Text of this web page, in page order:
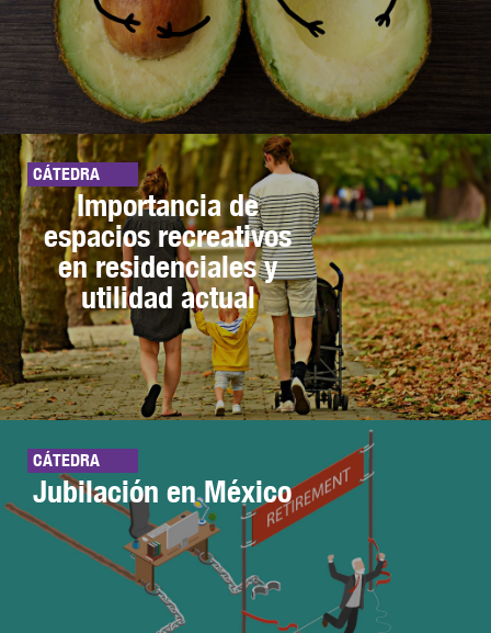
CÁTEDRA
Importancia de
espacios recreativos
en residenciales y
utilidad actual
CÁTEDRA
Jubilación en México